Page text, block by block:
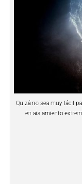
Quizá no sea muy fácil
en aislamiento